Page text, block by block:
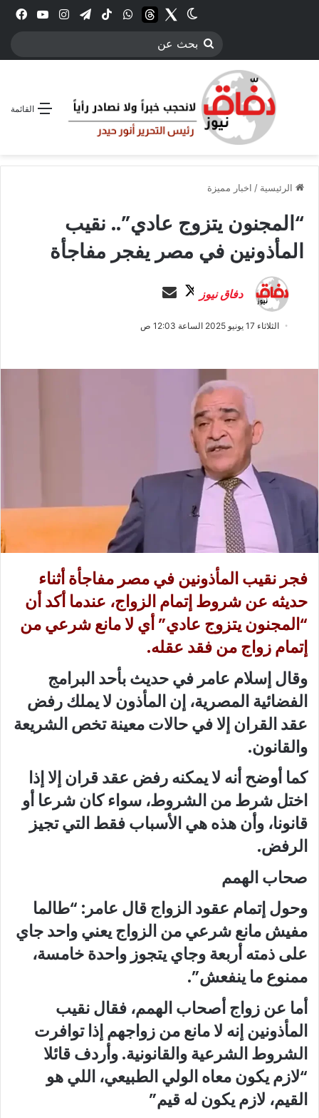
انستقرامتيلقرام‫TikTokواتسابthreadsTwitter
الوضع المظلم
بحث
القائمة
الرئيسية / اخبار مميزة
“المجنون يتزوج عادي”.. نقيب
المأذونين في مصر يفجر مفاجأة
دفاق نيوز
ت
ب
ل
س
ر
ك
ا
الثلاثاء 17 يونيو 2025 الساعة 12:03 ص
فجر نقيب المأذونين في مصر مفاجأة أثناء
حديثه عن شروط إتمام الزواج، عندما أكد أن
“المجنون يتزوج عادي” أي لا مانع شرعي من
إتمام زواج من فقد عقله.
وقال إسلام عامر في حديث بأحد البرامج
الفضائية المصرية، إن المأذون لا يملك رفض
عقد القران إلا في حالات معينة تخص الشريعة
والقانون.
كما أوضح أنه لا يمكنه رفض عقد قران إلا إذا
اختل شرط من الشروط، سواء كان شرعا أو
قانونا، وأن هذه هي الأسباب فقط التي تجيز
الرفض.
صحاب الهمم
وحول إتمام عقود الزواج قال عامر: “طالما
مفيش مانع شرعي من الزواج يعني واحد جاي
على ذمته أربعة وجاي يتجوز واحدة خامسة،
ممنوع ما ينفعش”.
أما عن زواج أصحاب الهمم، فقال نقيب
المأذونين إنه لا مانع من زواجهم إذا توافرت
الشروط الشرعية والقانونية. وأردف قائلا
“لازم يكون معاه الولي الطبيعي، اللي هو
القيم، لازم يكون له قيم”